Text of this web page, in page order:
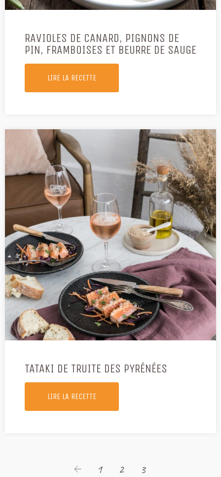
RAVIOLES DE CANARD, PIGNONS DE
PIN, FRAMBOISES ET BEURRE DE SAUGE
LIRE LA RECETTE
TATAKI DE TRUITE DES PYRÉNÉES
LIRE LA RECETTE
1 2 3